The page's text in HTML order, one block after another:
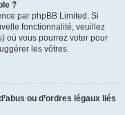
?
par phpBB Limited. Si
fonctionnalité, veuillez
où vous pourrez voter pour
les vôtres.
ou d’ordres légaux liés